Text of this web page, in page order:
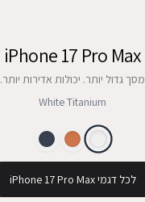
iPhone 17 Pro Max
מסך גדול יותר. יכולות אדירות יותר.
White Titanium
לכל דגמי iPhone 17 Pro Max